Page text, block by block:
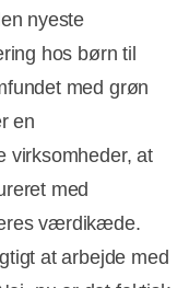
nyeste
hos børn til
med grøn
en
virksomheder, at
med
værdikæde.
at arbejde med